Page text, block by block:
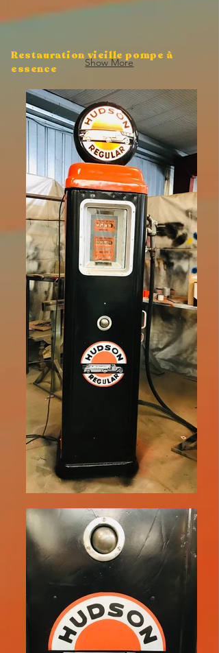
Show More
Restauration vieille pompe à
essence